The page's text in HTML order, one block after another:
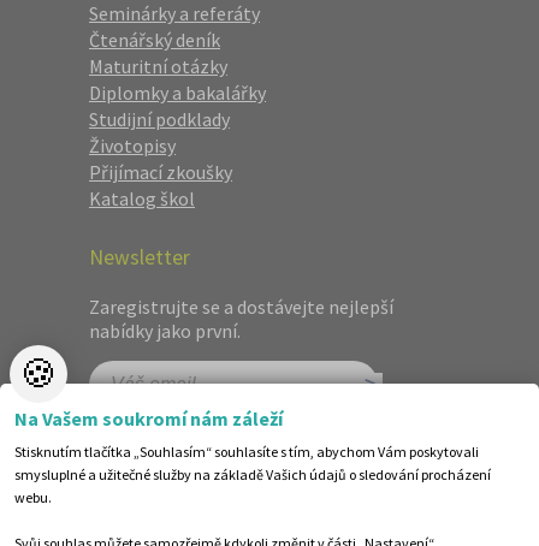
Seminárky a referáty
Čtenářský deník
Maturitní otázky
Diplomky a bakalářky
Studijní podklady
Životopisy
Přijímací zkoušky
Katalog škol
Newsletter
Zaregistrujte se a dostávejte nejlepší
nabídky jako první.
🍪
Na Vašem soukromí nám záleží
Stisknutím tlačítka „Souhlasím“ souhlasíte s tím, abychom Vám poskytovali
smysluplné a užitečné služby na základě Vašich údajů o sledování procházení
webu.